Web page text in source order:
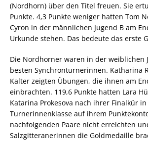
(Nordhorn) über den Titel freuen. Sie
Punkte. 4,3 Punkte weniger hatten Tom
Cyron in der männlichen Jugend B am
Urkunde stehen. Das bedeute das erste
Die Nordhorner waren in der weiblichen
besten Synchronturnerinnen. Katharina
Kalter zeigten Übungen, die ihnen am
einbrachten. 119,6 Punkte hatten Lara
Katarina Prokesova nach ihrer Finalkür
Turnerinnenklasse auf ihrem
nachfolgenden Paare nicht erreichten
Salzgitteranerinnen die Goldmedaille